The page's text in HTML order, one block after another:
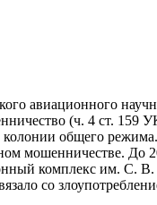
авиационного
(ч. 4 ст. 159
общего
мошенничестве. До
комплекс им. С.
со